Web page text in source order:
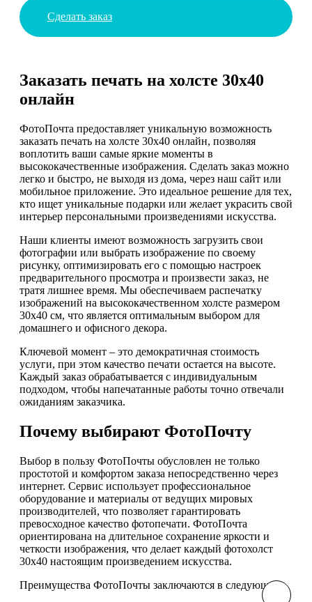
Сделать заказ
Заказать печать на холсте 30х40
онлайн
ФотоПочта предоставляет уникальную возможность
заказать печать на холсте 30х40 онлайн, позволяя
воплотить ваши самые яркие моменты в
высококачественные изображения. Сделать заказ можно
легко и быстро, не выходя из дома, через наш сайт или
мобильное приложение. Это идеальное решение для тех,
кто ищет уникальные подарки или желает украсить свой
интерьер персональными произведениями искусства.
Наши клиенты имеют возможность загрузить свои
фотографии или выбрать изображение по своему
рисунку, оптимизировать его с помощью настроек
предварительного просмотра и произвести заказ, не
тратя лишнее время. Мы обеспечиваем распечатку
изображений на высококачественном холсте размером
30х40 см, что является оптимальным выбором для
домашнего и офисного декора.
Ключевой момент – это демократичная стоимость
услуги, при этом качество печати остается на высоте.
Каждый заказ обрабатывается с индивидуальным
подходом, чтобы напечатанные работы точно отвечали
ожиданиям заказчика.
Почему выбирают ФотоПочту
Выбор в пользу ФотоПочты обусловлен не только
простотой и комфортом заказа непосредственно через
интернет. Сервис использует профессиональное
оборудование и материалы от ведущих мировых
производителей, что позволяет гарантировать
превосходное качество фотопечати. ФотоПочта
ориентирована на длительное сохранение яркости и
четкости изображения, что делает каждый фотохолст
30х40 настоящим произведением искусства.
Преимущества ФотоПочты заключаются в следующем: